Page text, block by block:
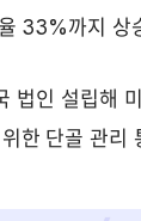
33%까지 상
법인 설립해
한 단골 관리